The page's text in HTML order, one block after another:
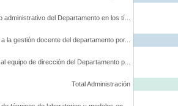
Total Administración
equipo de dirección del Departamento p...
la gestión docente del departamento por...
administrativo del Departamento en los tí...